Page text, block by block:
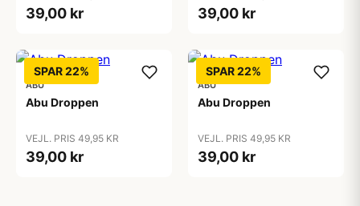
39,00 kr 39,00 kr
SPAR 22%
ABU
Abu Droppen
VEJL. PRIS 49,95 KR
39,00 kr
SPAR 22%
ABU
Abu Droppen
VEJL. PRIS 49,95 KR
39,00 kr